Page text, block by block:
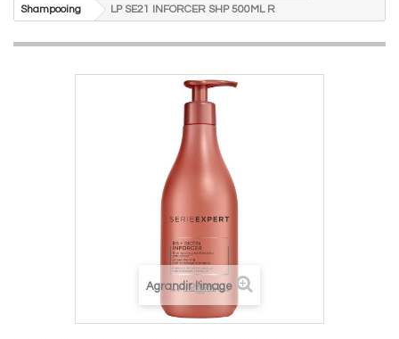
Shampooing
LP SE21 INFORCER SHP 500ML R
Agrandir l'image